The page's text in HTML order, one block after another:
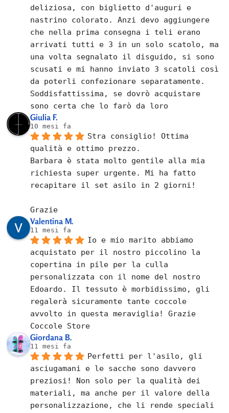
deliziosa, con biglietto d'auguri e
nastrino colorato. Anzi devo aggiungere
che nella prima consegna i teli erano
arrivati tutti e 3 in un solo scatolo, ma
una volta segnalato il disguido, si sono
scusati e mi hanno inviato 3 scatoli così
da poterli confezionare separatamente.
Soddisfattissima, se dovrò acquistare
sono certa che lo farò da loro
Giulia F.
10 mesi fa
Stra consiglio! Ottima
qualità e ottimo prezzo.
Barbara è stata molto gentile alla mia
richiesta super urgente. Mi ha fatto
recapitare il set asilo in 2 giorni!
Grazie
Valentina M.
11 mesi fa
Io e mio marito abbiamo
acquistato per il nostro piccolino la
copertina in pile per la culla
personalizzata con il nome del nostro
Edoardo. Il tessuto è morbidissimo, gli
regalerà sicuramente tante coccole
avvolto in questa meraviglia! Grazie
Coccole Store
Giordana B.
11 mesi fa
Perfetti per l'asilo, gli
asciugamani e le sacche sono davvero
preziosi! Non solo per la qualità dei
materiali, ma anche per il valore della
personalizzazione, che li rende speciali